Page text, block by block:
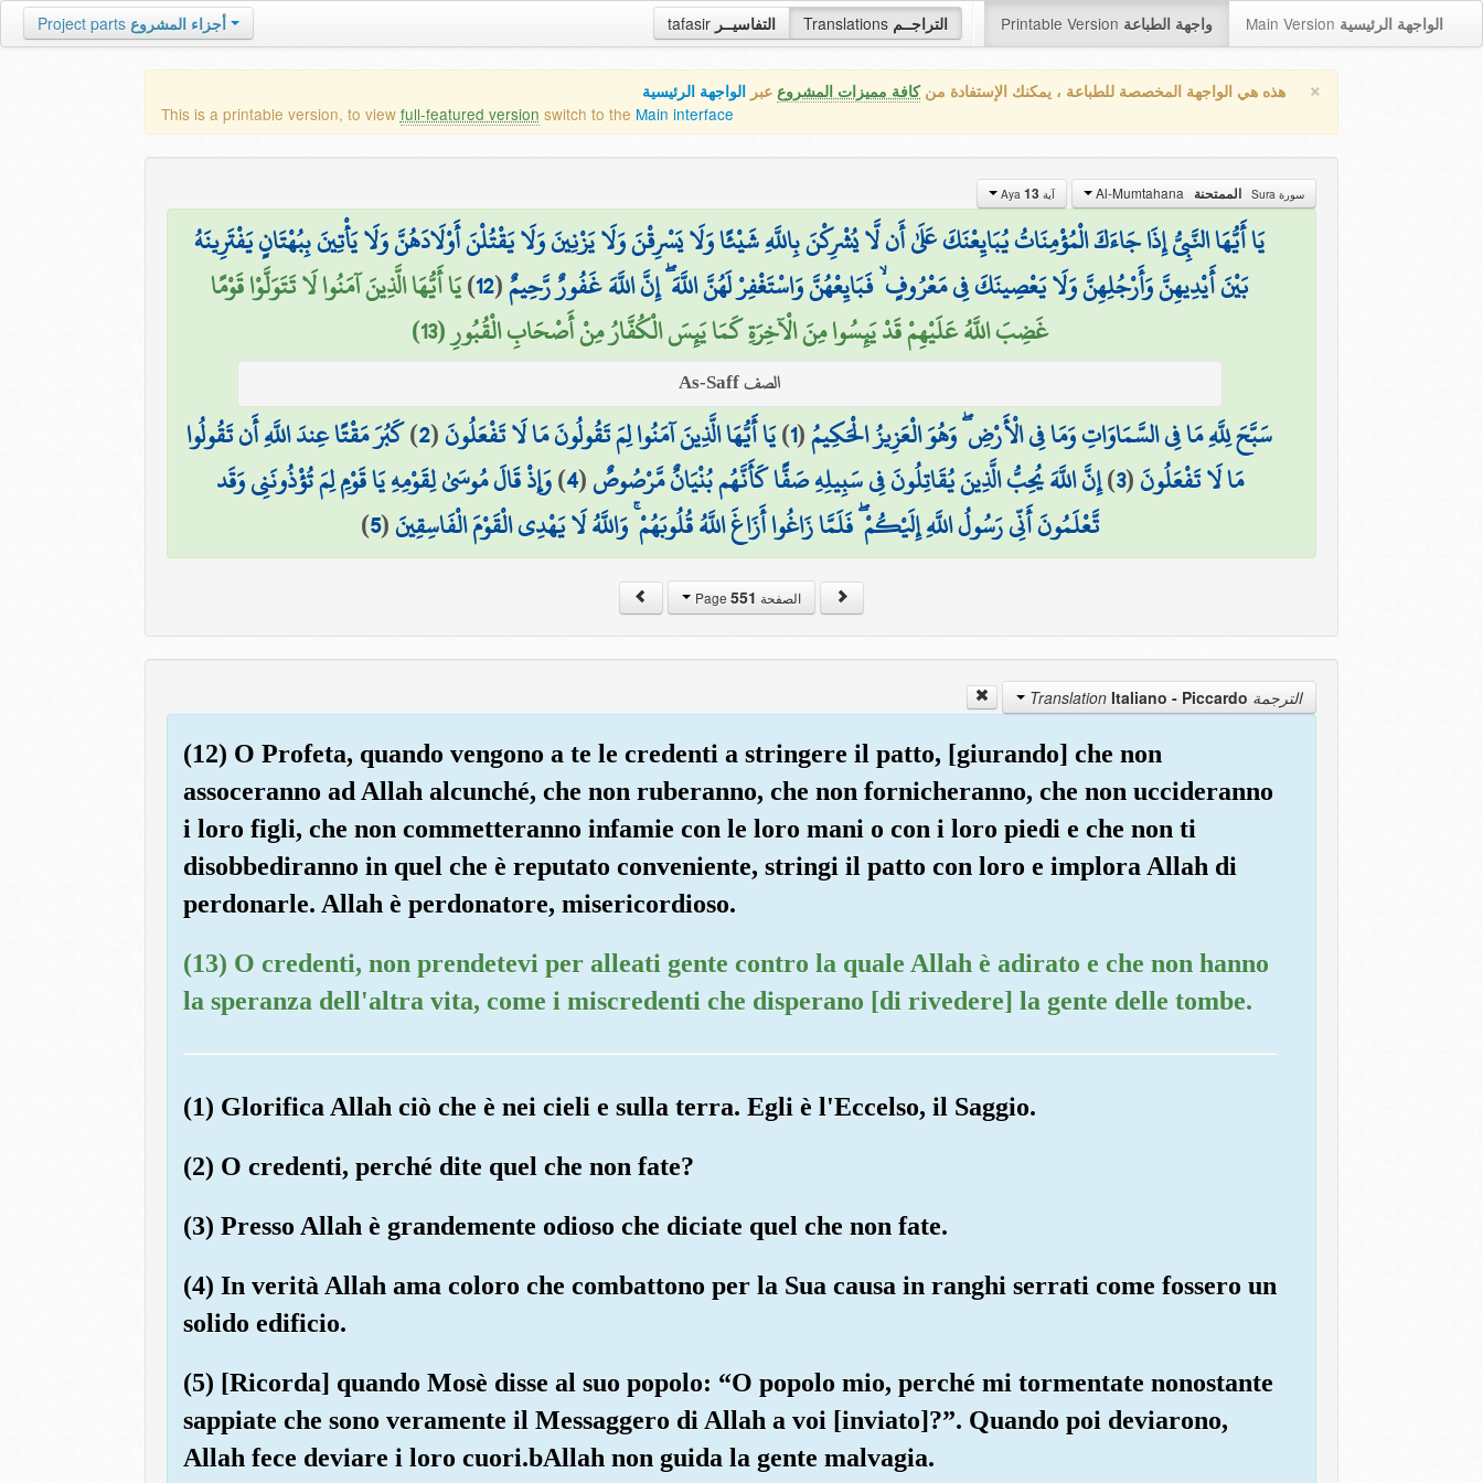
tafasir التفاسيــر Translations التراجــم Printable Version واجهة الطباعة Main Version الواجهة الرئيسية Project parts أجزاء المشروع
× هذه هي الواجهة المخصصة للطباعة ، يمكنك الإستفادة منكافة مميزات المشروع عبر الواجهة الرئيسية
This is a printable version, to view full-featured version switch to the Main interface
سورة Sura الممتحنة آية Aya 13
يَا أَيُّهَا النَّبِيُّ إِذَا جَاءَكَ الْمُؤْمِنَاتُ يُبَايِعْنَكَ عَلَىٰ أَن لَّا يُشْرِكْنَ بِاللَّهِ شَيْئًا وَلَا يَسْرِقْنَ وَلَا يَزْنِينَ وَلَا يَقْتُلْنَ أَوْلَادَهُنَّ وَلَا يَأْتِينَ بِبُهْتَانٍ يَفْتَرِينَهُ
بَيْنَ أَيْدِيهِنَّ وَأَرْجُلِهِنَّ وَلَا يَعْصِينَكَ فِي مَعْرُوفٍ ۙ فَبَايِعْهُنَّ وَاسْتَغْفِرْ لَهُنَّ اللَّهَ ۖ إِنَّ اللَّهَ غَفُورٌ رَّحِيمٌ(
12
)يَا أَيُّهَا الَّذِينَ آمَنُوا لَا تَتَوَلَّوْا قَوْمًا
غَضِبَ اللَّهُ عَلَيْهِمْ قَدْ يَئِسُوا مِنَ الْآخِرَةِ كَمَا يَئِسَ الْكُفَّارُ مِنْ أَصْحَابِ الْقُبُورِ (13)
الصف As-Saff
سَبَّحَ لِلَّهِ مَا فِي السَّمَاوَاتِ وَمَا فِي الْأَرْضِ ۖ وَهُوَ الْعَزِيزُ الْحَكِيمُ(
1
)يَا أَيُّهَا الَّذِينَ آمَنُوا لِمَ تَقُولُونَ مَا لَا تَفْعَلُونَ(
2
)كَبُرَ مَقْتًا عِندَ اللَّهِ أَن تَقُولُوا
مَا لَا تَفْعَلُونَ(
3
)إِنَّ اللَّهَ يُحِبُّ الَّذِينَ يُقَاتِلُونَ فِي سَبِيلِهِ صَفًّا كَأَنَّهُم بُنْيَانٌ مَّرْصُوصٌ(
4
)وَإِذْ قَالَ مُوسَىٰ لِقَوْمِهِ يَا قَوْمِ لِمَ تُؤْذُونَنِي وَقَد
تَّعْلَمُونَ أَنِّي رَسُولُ اللَّهِ إِلَيْكُمْ ۖ فَلَمَّا زَاغُوا أَزَاغَ اللَّهُ قُلُوبَهُمْ ۚ وَاللَّهُ لَا يَهْدِي الْقَوْمَ الْفَاسِقِينَ(
5
)
الصفحة Page 551
الترجمة Translation Italiano - Piccardo
(12) O Profeta, quando vengono a te le credenti a stringere il patto, [giurando] che non
assoceranno ad Allah alcunché, che non ruberanno, che non fornicheranno, che non uccideranno
i loro figli, che non commetteranno infamie con le loro mani o con i loro piedi e che non ti
disobbediranno in quel che è reputato conveniente, stringi il patto con loro e implora Allah di
perdonarle. Allah è perdonatore, misericordioso.
(13) O credenti, non prendetevi per alleati gente contro la quale Allah è adirato e che non hanno
la speranza dell'altra vita, come i miscredenti che disperano [di rivedere] la gente delle tombe.
(1) Glorifica Allah ciò che è nei cieli e sulla terra. Egli è l'Eccelso, il Saggio.
(2) O credenti, perché dite quel che non fate?
(3) Presso Allah è grandemente odioso che diciate quel che non fate.
(4) In verità Allah ama coloro che combattono per la Sua causa in ranghi serrati come fossero un
solido edificio.
(5) [Ricorda] quando Mosè disse al suo popolo: “O popolo mio, perché mi tormentate nonostante
sappiate che sono veramente il Messaggero di Allah a voi [inviato]?”. Quando poi deviarono,
Allah fece deviare i loro cuori.bAllah non guida la gente malvagia.